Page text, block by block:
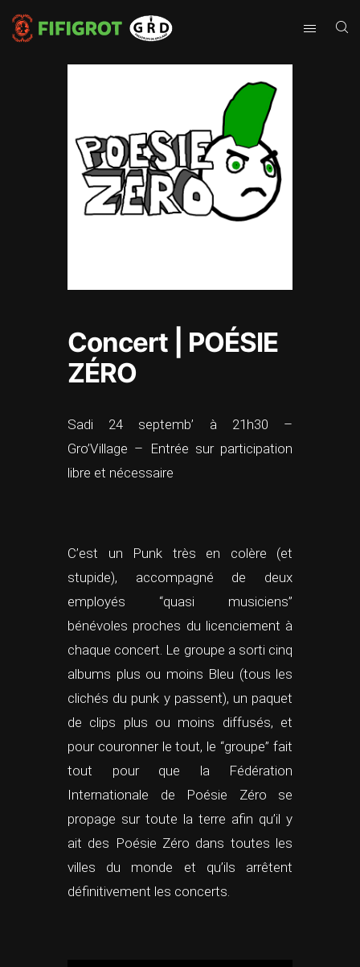
Concert | POÉSIE
ZÉRO
Sadi 24 septemb’ à 21h30 –
Gro’Village – Entrée sur participation
libre et nécessaire
C’est un Punk très en colère (et
stupide), accompagné de deux
employés “quasi musiciens”
bénévoles proches du licenciement à
chaque concert. Le groupe a sorti cinq
albums plus ou moins Bleu (tous les
clichés du punk y passent), un paquet
de clips plus ou moins diffusés, et
pour couronner le tout, le “groupe” fait
tout pour que la Fédération
Internationale de Poésie Zéro se
propage sur toute la terre afin qu’il y
ait des Poésie Zéro dans toutes les
villes du monde et qu’ils arrêtent
définitivement les concerts.